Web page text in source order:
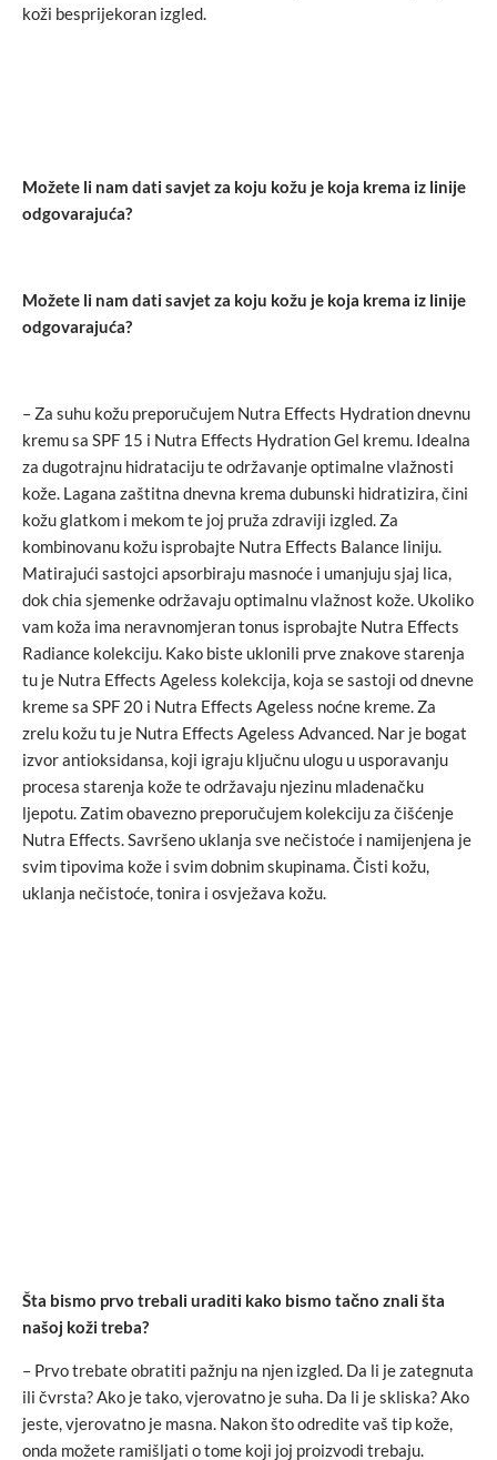
koži besprijekoran izgled.
Možete li nam dati savjet za koju kožu je koja krema iz linije
odgovarajuća?
Možete li nam dati savjet za koju kožu je koja krema iz linije
odgovarajuća?
– Za suhu kožu preporučujem Nutra Effects Hydration dnevnu
kremu sa SPF 15 i Nutra Effects Hydration Gel kremu. Idealna
za dugotrajnu hidrataciju te održavanje optimalne vlažnosti
kože. Lagana zaštitna dnevna krema dubunski hidratizira, čini
kožu glatkom i mekom te joj pruža zdraviji izgled. Za
kombinovanu kožu isprobajte Nutra Effects Balance liniju.
Matirajući sastojci apsorbiraju masnoće i umanjuju sjaj lica,
dok chia sjemenke održavaju optimalnu vlažnost kože. Ukoliko
vam koža ima neravnomjeran tonus isprobajte Nutra Effects
Radiance kolekciju. Kako biste uklonili prve znakove starenja
tu je Nutra Effects Ageless kolekcija, koja se sastoji od dnevne
kreme sa SPF 20 i Nutra Effects Ageless noćne kreme. Za
zrelu kožu tu je Nutra Effects Ageless Advanced. Nar je bogat
izvor antioksidansa, koji igraju ključnu ulogu u usporavanju
procesa starenja kože te održavaju njezinu mladenačku
ljepotu. Zatim obavezno preporučujem kolekciju za čišćenje
Nutra Effects. Savršeno uklanja sve nečistoće i namijenjena je
svim tipovima kože i svim dobnim skupinama. Čisti kožu,
uklanja nečistoće, tonira i osvježava kožu.
Šta bismo prvo trebali uraditi kako bismo tačno znali šta
našoj koži treba?
– Prvo trebate obratiti pažnju na njen izgled. Da li je zategnuta
ili čvrsta? Ako je tako, vjerovatno je suha. Da li je skliska? Ako
jeste, vjerovatno je masna. Nakon što odredite vaš tip kože,
onda možete ramišljati o tome koji joj proizvodi trebaju.